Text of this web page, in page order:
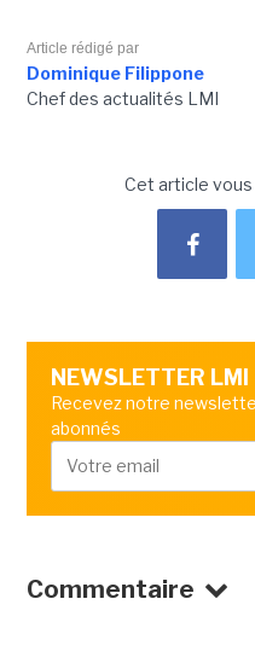
Article rédigé par
Dominique Filippone
Chef des actualités LMI
Cet article vous
NEWSLETTER LMI
Recevez notre
abonnés
Commentaire